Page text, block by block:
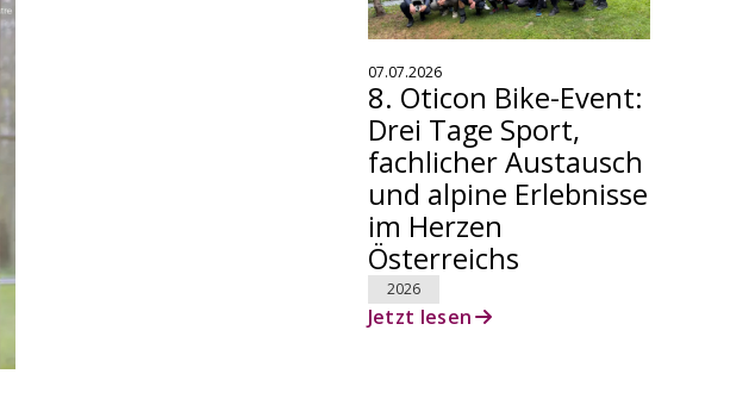
07.07.2026
8. Oticon Bike-Event:
Drei Tage Sport,
fachlicher Austausch
und alpine Erlebnisse
im Herzen
Österreichs
2026
Jetzt lesen